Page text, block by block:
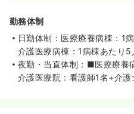
勤務体制
日勤体制：医療療養病棟：1
介護医療病棟：1病棟あたり5
夜勤・当直体制：■医療療養
介護医療院：看護師1名+介護